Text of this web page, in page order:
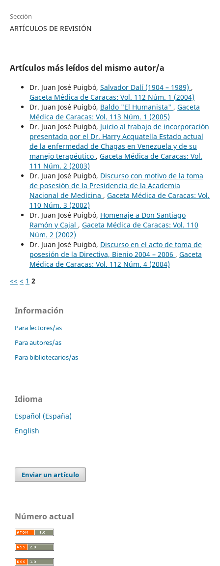
Sección
ARTÍCULOS DE REVISIÓN
Artículos más leídos del mismo autor/a
Dr. Juan José Puigbó, Salvador Dalí (1904 – 1989) ,
Gaceta Médica de Caracas: Vol. 112 Núm. 1 (2004)
Dr. Juan José Puigbó, Baldo "El Humanista" , Gaceta
Médica de Caracas: Vol. 113 Núm. 1 (2005)
Dr. Juan José Puigbó, Juicio al trabajo de incorporación
presentado por el Dr. Harry Acquatella Estado actual
de la enfermedad de Chagas en Venezuela y de su
manejo terapéutico , Gaceta Médica de Caracas: Vol.
111 Núm. 2 (2003)
Dr. Juan José Puigbó, Discurso con motivo de la toma
de posesión de la Presidencia de la Academia
Nacional de Medicina , Gaceta Médica de Caracas: Vol.
110 Núm. 3 (2002)
Dr. Juan José Puigbó, Homenaje a Don Santiago
Ramón y Cajal , Gaceta Médica de Caracas: Vol. 110
Núm. 2 (2002)
Dr. Juan José Puigbó, Discurso en el acto de toma de
posesión de la Directiva, Bienio 2004 – 2006 , Gaceta
Médica de Caracas: Vol. 112 Núm. 4 (2004)
<< < 1 2
Información
Para lectores/as
Para autores/as
Para bibliotecarios/as
Idioma
Español (España)
English
Enviar un artículo
Número actual